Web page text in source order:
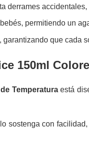
derrames
permitiendo un
que cada
150ml
Temperaturaestá
sostenga con